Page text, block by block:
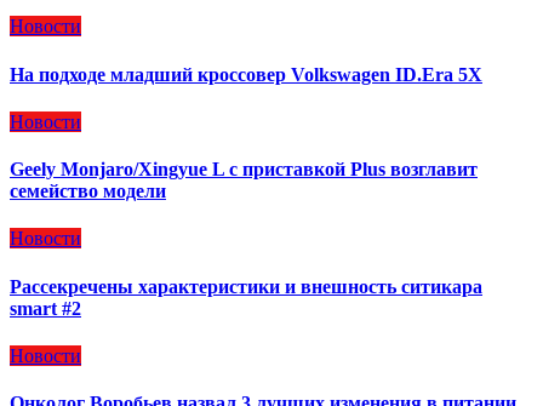
Новости
На подходе младший кроссовер Volkswagen ID.Era 5X
Новости
Geely Monjaro/Xingyue L с приставкой Plus возглавит
семейство модели
Новости
Рассекречены характеристики и внешность ситикара
smart #2
Новости